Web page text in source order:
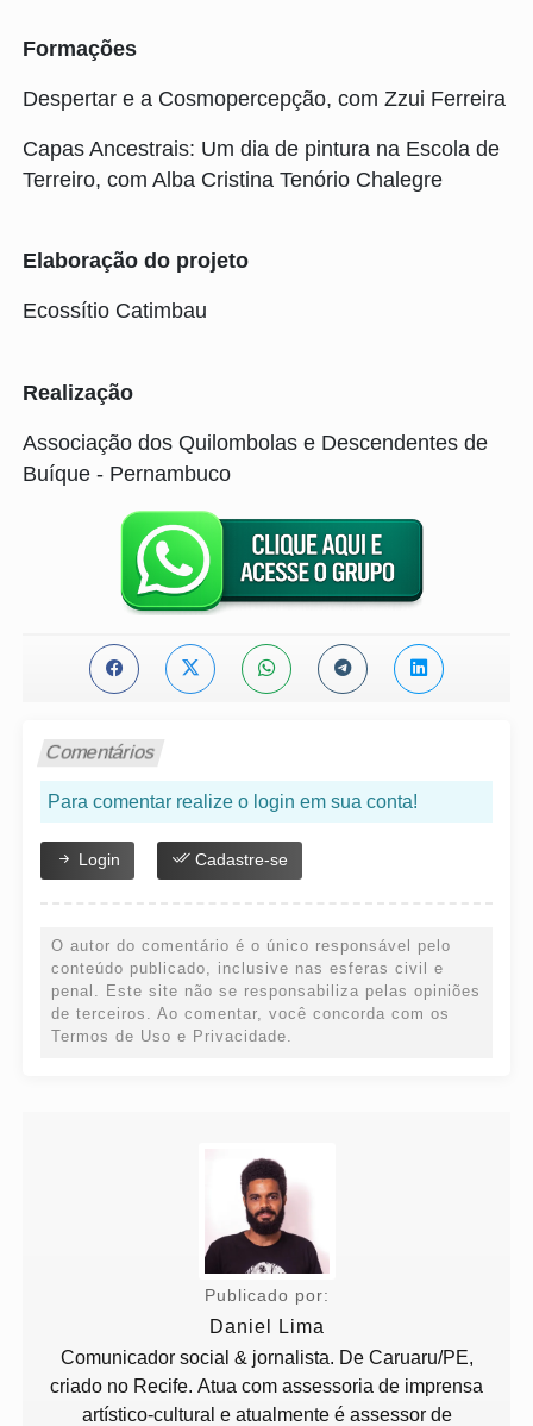
Formações
Despertar e a Cosmopercepção, com Zzui Ferreira
Capas Ancestrais: Um dia de pintura na Escola de
Terreiro, com Alba Cristina Tenório Chalegre
Elaboração do projeto
Ecossítio Catimbau
Realização
Associação dos Quilombolas e Descendentes de
Buíque - Pernambuco
Comentários
Para comentar realize o login em sua conta!
Login Cadastre-se
O autor do comentário é o único responsável pelo
conteúdo publicado, inclusive nas esferas civil e
penal. Este site não se responsabiliza pelas opiniões
de terceiros. Ao comentar, você concorda com os
Termos de Uso e Privacidade.
Publicado por:
Daniel Lima
Comunicador social & jornalista. De Caruaru/PE,
criado no Recife. Atua com assessoria de imprensa
artístico-cultural e atualmente é assessor de